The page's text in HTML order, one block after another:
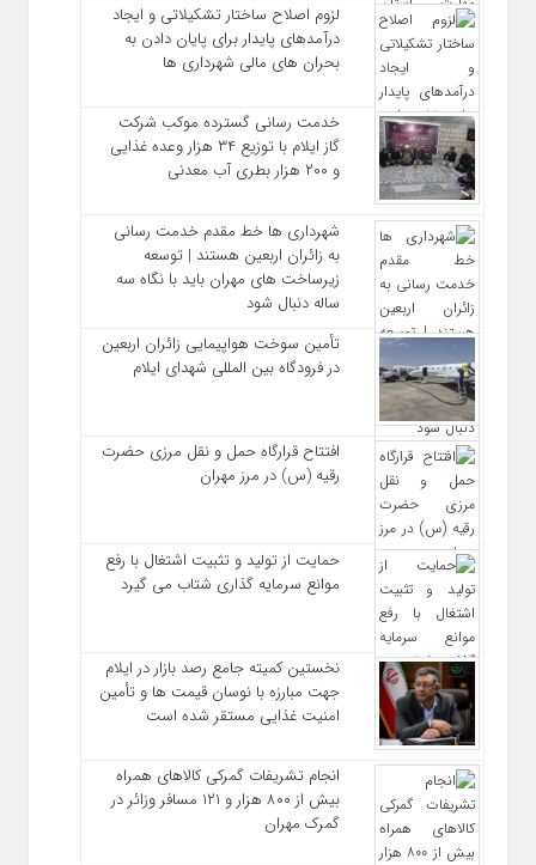
لزوم اصلاح ساختار تشکیلاتی و ایجاد
درآمدهای پایدار برای پایان دادن به
بحران‌ های مالی شهرداری‌ ها
خدمت رسانی گسترده موکب شرکت
گاز ایلام با توزیع ۳۴ هزار وعده غذایی
و ۲۰۰ هزار بطری آب معدنی
شهرداری‌ ها خط مقدم خدمت ‌رسانی
به زائران اربعین هستند | توسعه
زیرساخت ‌های مهران باید با نگاه سه‌
ساله دنبال شود
تأمین سوخت هواپیمایی زائران اربعین
در فرودگاه بین المللی شهدای ایلام
افتتاح قرارگاه حمل‌ و نقل مرزی حضرت
رقیه (س) در مرز مهران
حمایت از تولید و تثبیت اشتغال با رفع
موانع سرمایه‌ گذاری شتاب می‌ گیرد
نخستین کمیته جامع رصد بازار در ایلام
جهت مبارزه با نوسان قیمت‌ ها و تأمین
امنیت غذایی مستقر شده است
انجام تشریفات گمرکی کالاهای همراه
بیش از ۸۰۰ هزار و ۱۲۱ مسافر وزائر در
گمرک مهران